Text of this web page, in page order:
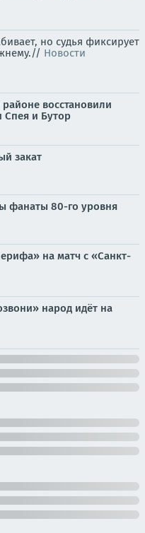
но судья фиксирует
Новости
восстановили
Спея и Бутор
закат
фанаты 80-го уровня
на матч с «Санкт-
народ идёт на